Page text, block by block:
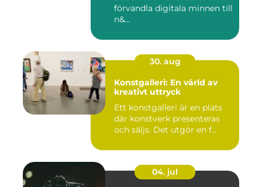
förvandla digitala minnen till
n&...
30. aug
Konstgalleri: En värld av
kreativt uttryck
Ett konstgalleri är en plats
där konstverk presenteras
och säljs. Det utgör en f...
04. jul